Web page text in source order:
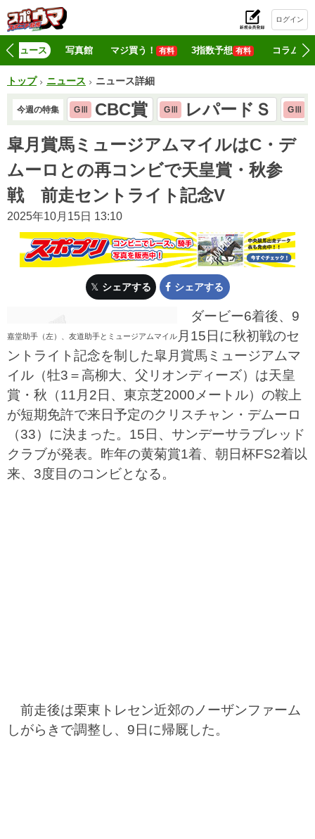
ログイン
ニュース 写真館 マジ買う！ 有料 3指数予想 有料 コラム
トップ ニュース ニュース詳細
今週の特集 GⅢ CBC賞 GⅢ レパードＳ GⅢ
皐月賞馬ミュージアムマイルはC・デ
ムーロとの再コンビで天皇賞・秋参
戦 前走セントライト記念V
2025年10月15日 13:10
シェアする シェアする
嘉堂助手（左）、友道助手とミュージアムマイル
ダービー6着後、9
月15日に秋初戦のセ
ントライト記念を制した皐月賞馬ミュージアムマ
イル（牡3＝高柳大、父リオンディーズ）は天皇
賞・秋（11月2日、東京芝2000メートル）の鞍上
が短期免許で来日予定のクリスチャン・デムーロ
（33）に決まった。15日、サンデーサラブレッド
クラブが発表。昨年の黄菊賞1着、朝日杯FS2着以
来、3度目のコンビとなる。
前走後は栗東トレセン近郊のノーザンファーム
しがらきで調整し、9日に帰厩した。